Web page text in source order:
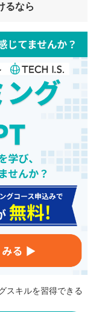
るなら
スキルを習得できる